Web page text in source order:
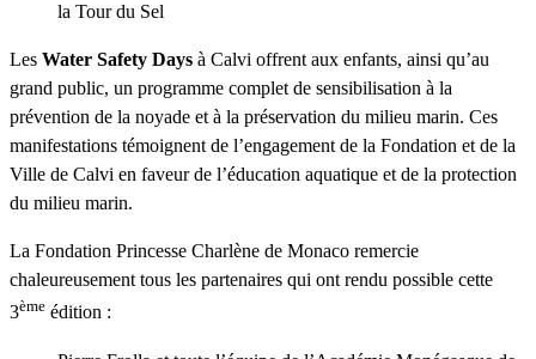
la Tour du Sel
Les Water Safety Days à Calvi offrent aux enfants, ainsi qu’au
grand public, un programme complet de sensibilisation à la
prévention de la noyade et à la préservation du milieu marin. Ces
manifestations témoignent de l’engagement de la Fondation et de la
Ville de Calvi en faveur de l’éducation aquatique et de la protection
du milieu marin.
La Fondation Princesse Charlène de Monaco remercie
chaleureusement tous les partenaires qui ont rendu possible cette
3ème édition :